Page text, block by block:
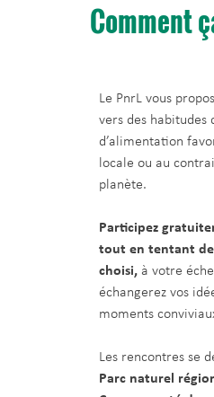
Comment
Le PnrL vous
vers des habitudes
d’alimentation
locale ou au
planète.
Participez
tout en tentant de
choisi, à votre
échangerez vos
moments
Les rencontres se
Parc naturel